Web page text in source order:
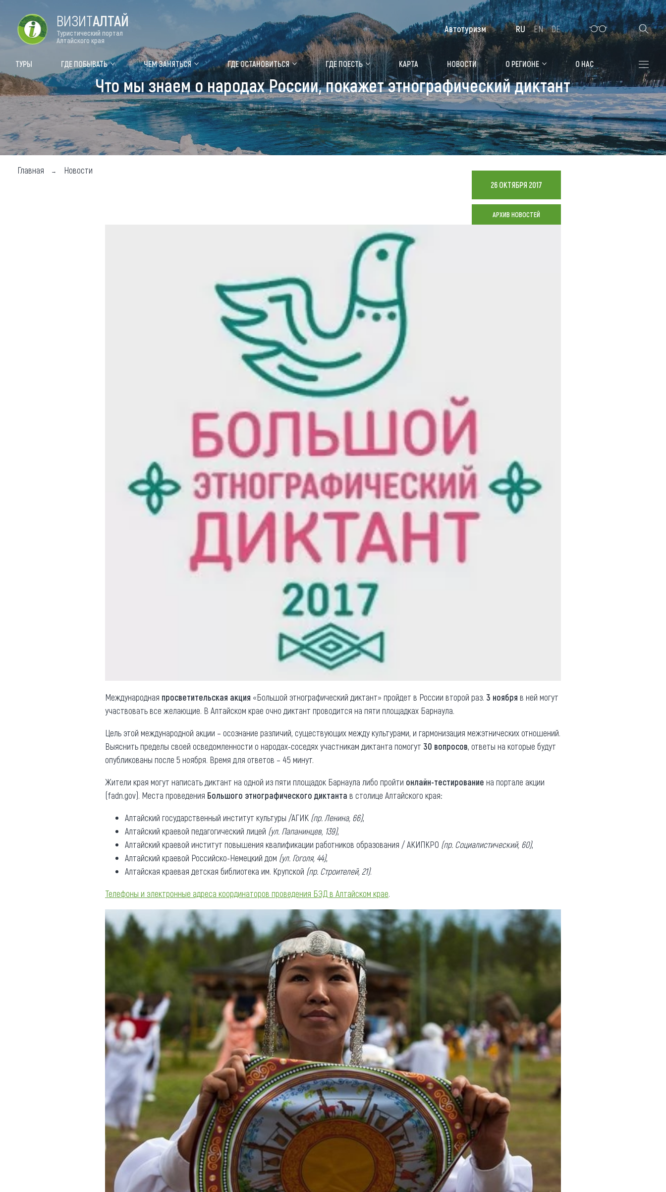
Цветение маральника Медицинский форум Алтайская зимовка
Туры Где побывать
Объекты природы
Объекты истории и культуры
Объекты развлечений
Чем заняться
Календарь событий
Аудиогид
Мой маршрут
Где остановиться
Санатории
Гостиницы, отели
Коттеджи, базы
Сельские усадьбы
Мотели, придорожные отели
Что привезти (сувениры)
О регионе
Общая информация
Люди, прославившие Алтай
Карты и буклеты
ВИЗИТАЛТАЙ
Туристический портал
Алтайского края
ТУРЫ ГДЕ ПОБЫВАТЬ ЧЕМ ЗАНЯТЬСЯ ГДЕ ОСТАНОВИТЬСЯ ГДЕ ПОЕСТЬ КАРТА НОВОСТИ О РЕГИОНЕ О НАС
Автотуризм RU EN DE
Что мы знаем о народах России, покажет этнографический диктант
Главная Новости
26 ОКТЯБРЯ 2017
АРХИВ НОВОСТЕЙ
Международная просветительская акция «Большой этнографический диктант» пройдет в России второй раз. 3 ноября в ней могут
участвовать все желающие. В Алтайском крае очно диктант проводится на пяти площадках Барнаула.
Цель этой международной акции – осознание различий, существующих между культурами, и гармонизация межэтнических отношений.
Выяснить пределы своей осведомленности о народах-соседях участникам диктанта помогут 30 вопросов, ответы на которые будут
опубликованы после 5 ноября. Время для ответов – 45 минут.
Жители края могут написать диктант на одной из пяти площадок Барнаула либо пройти онлайн-тестирование на портале акции
(fadn.gov). Места проведения Большого этнографического диктанта в столице Алтайского края:
Алтайский государственный институт культуры /АГИК (пр. Ленина, 66),
Алтайский краевой педагогический лицей (ул. Папанинцев, 139),
Алтайский краевой институт повышения квалификации работников образования / АКИПКРО (пр. Социалистический, 60),
Алтайский краевой Российско-Немецкий дом (ул. Гоголя, 44),
Алтайская краевая детская библиотека им. Крупской (пр. Строителей, 21).
Телефоны и электронные адреса координаторов проведения БЭД в Алтайском крае.